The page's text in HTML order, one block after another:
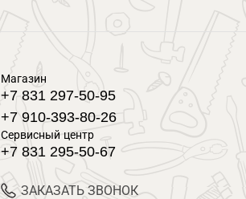
Магазин
+7 831 297-50-95
+7 910-393-80-26
Сервисный центр
+7 831 295-50-67
ЗАКАЗАТЬ ЗВОНОК